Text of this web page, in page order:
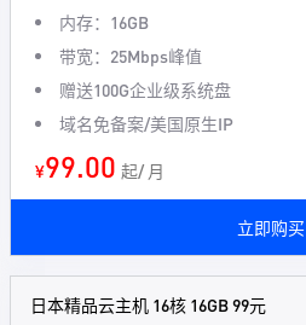
内存：16GB
带宽：25Mbps峰值
赠送100G企业级系统盘
域名免备案/美国原生IP
¥99.00 起/ 月
立即购买
日本精品云主机 16核 16GB 99元